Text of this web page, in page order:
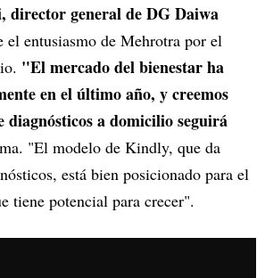
director general de DG Daiwa
el entusiasmo de Mehrotra por el
"El mercado del bienestar ha
en el último año, y creemos
diagnósticos a domicilio seguirá
"El modelo de Kindly, que da
está bien posicionado para el
tiene potencial para crecer".